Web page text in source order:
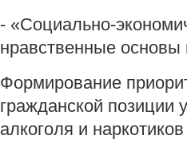
- «Социально-
нравственные
Формирование
гражданской позиции
алкоголя и